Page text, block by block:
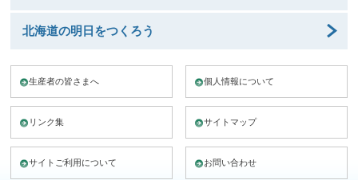
北海道の明日をつくろう
生産者の皆さまへ 個人情報について
リンク集 サイトマップ
サイトご利用について お問い合わせ